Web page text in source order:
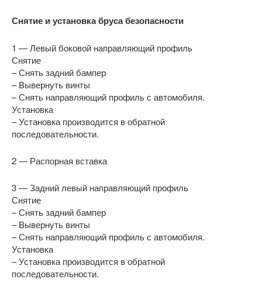
Снятие и установка бруса безопасности
1 — Левый боковой направляющий профиль
Снятие
– Снять задний бампер
– Вывернуть винты
– Снять направляющий профиль с автомобиля.
Установка
– Установка производится в обратной
последовательности.
2 — Распорная вставка
3 — Задний левый направляющий профиль
Снятие
– Снять задний бампер
– Вывернуть винты
– Снять направляющий профиль с автомобиля.
Установка
– Установка производится в обратной
последовательности.